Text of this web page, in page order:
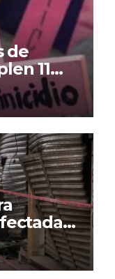
de
11
por
Granjas